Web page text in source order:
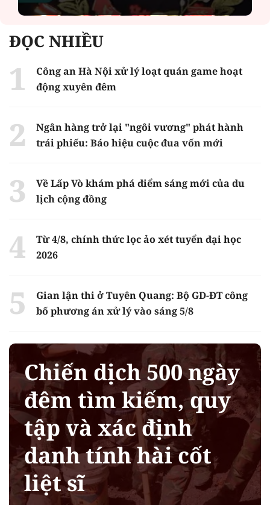
ĐỌC NHIỀU
Công an Hà Nội xử lý loạt quán game hoạt
động xuyên đêm
Ngân hàng trở lại "ngôi vương" phát hành
trái phiếu: Báo hiệu cuộc đua vốn mới
Về Lấp Vò khám phá điểm sáng mới của du
lịch cộng đồng
Từ 4/8, chính thức lọc ảo xét tuyển đại học
2026
Gian lận thi ở Tuyên Quang: Bộ GD-ĐT công
bố phương án xử lý vào sáng 5/8
Chiến dịch 500 ngày
đêm tìm kiếm, quy
tập và xác định
danh tính hài cốt
liệt sĩ